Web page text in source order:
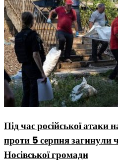
Під час російської атаки
проти 5 серпня загинули
Носівської громади